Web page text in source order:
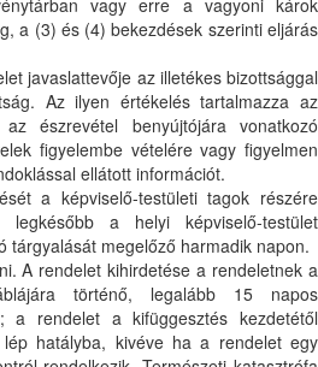
a (3) és (4) bekezdések szerinti eljárás
javaslattevője az illetékes bizottsággal
Az ilyen értékelés tartalmazza az
észrevétel benyújtójára vonatkozó
figyelembe vételére vagy figyelmen
ellátott információt.
a képviselő-testületi tagok részére
legkésőbb a helyi képviselő-testület
tárgyalását megelőző harmadik napon.
A rendelet kihirdetése a rendeletnek a
történő, legalább 15 napos
a rendelet a kifüggesztés kezdetétől
hatályba, kivéve ha a rendelet egy